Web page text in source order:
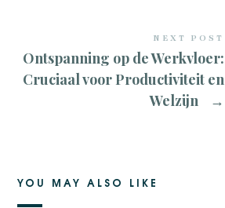
NEXT POST
Ontspanning op de Werkvloer:
Cruciaal voor Productiviteit en
Welzijn
→
YOU MAY ALSO LIKE